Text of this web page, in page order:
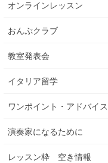
オンラインレッスン
おんぷクラブ
教室発表会
イタリア留学
ワンポイント・アドバイ
演奏家になるために
レッスン枠 空き情報